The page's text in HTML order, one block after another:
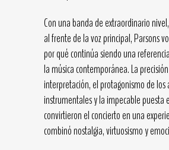
Con una banda de extraordinario
al frente de la voz principal, Parsons
por qué continúa siendo una
la música contemporánea. La
interpretación, el protagonismo de los
instrumentales y la impecable puesta
convirtieron el concierto en una
combinó nostalgia, virtuosismo y